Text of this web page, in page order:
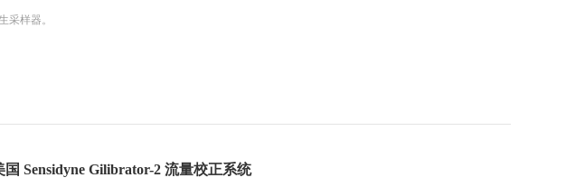
采样器。
Sensidyne Gilibrator-2 流量校正系统